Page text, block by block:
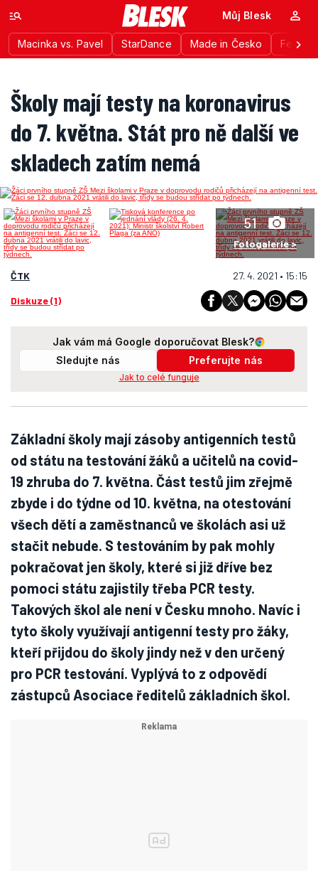
Macinka vs. Pavel StarDance Made in Česko
Můj Blesk
Školy mají testy na koronavirus
do 7. května. Stát pro ně další ve
skladech zatím nemá
51
Fotogalerie >
ČTK 27. 4. 2021 • 15:15
Diskuze (1)
Jak vám má Google doporučovat Blesk?
Sledujte nás
Preferujte nás
Jak to celé funguje
Základní školy mají zásoby antigenních testů
od státu na testování žáků a učitelů na covid-
19 zhruba do 7. května. Část testů jim zřejmě
zbyde i do týdne od 10. května, na otestování
všech dětí a zaměstnanců ve školách asi už
stačit nebude. S testováním by pak mohly
pokračovat jen školy, které si již dříve bez
pomoci státu zajistily třeba PCR testy.
Takových škol ale není v Česku mnoho. Navíc i
tyto školy využívají antigenní testy pro žáky,
kteří přijdou do školy jindy než v den určený
pro PCR testování. Vyplývá to z odpovědí
zástupců Asociace ředitelů základních škol.